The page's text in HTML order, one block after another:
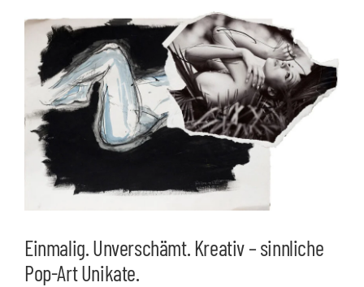
Einmalig. Unverschämt. Kreativ – sinnliche
Pop-Art Unikate.